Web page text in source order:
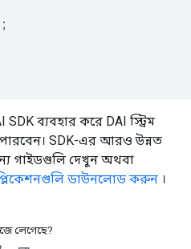
ব্যবহার করে DAI স্ট্রিম
SDK-এর আরও উন্নত
গাইডগুলি দেখুন অথবা
ডাউনলোড করুন ।
লেগেছে?